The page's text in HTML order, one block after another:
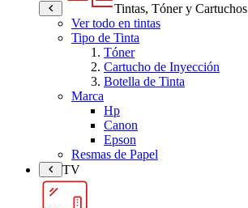
Tintas, Tóner y Cartuchos
Ver todo en tintas
Tipo de Tinta
Tóner
Cartucho de Inyección
Botella de Tinta
Marca
Hp
Canon
Epson
Resmas de Papel
TV